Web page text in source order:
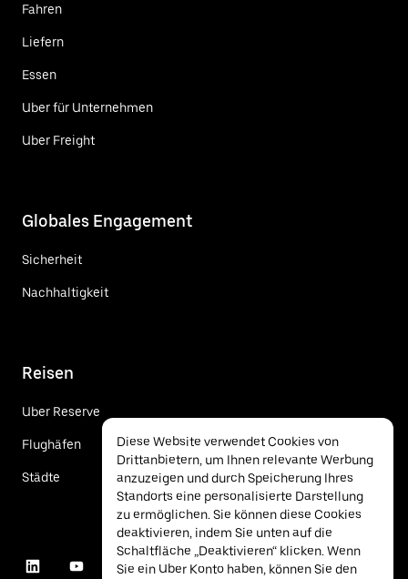
Fahren
Liefern
Essen
Uber für Unternehmen
Uber Freight
Globales Engagement
Sicherheit
Nachhaltigkeit
Reisen
Uber Reserve
Flughäfen
Städte
Diese Website verwendet Cookies von
Drittanbietern, um Ihnen relevante Werbung
anzuzeigen und durch Speicherung Ihres
Standorts eine personalisierte Darstellung
zu ermöglichen. Sie können diese Cookies
deaktivieren, indem Sie unten auf die
Schaltfläche „Deaktivieren“ klicken. Wenn
Sie ein Uber Konto haben, können Sie den